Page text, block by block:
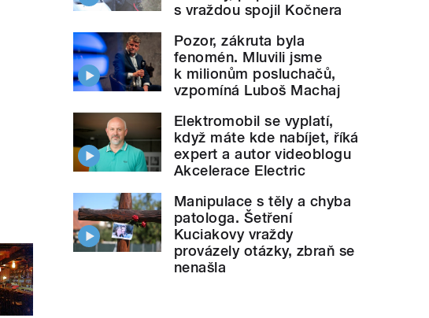
s vraždou spojil Kočnera
Pozor, zákruta byla
fenomén. Mluvili jsme
k milionům posluchačů,
vzpomíná Luboš Machaj
Elektromobil se vyplatí,
když máte kde nabíjet, říká
expert a autor videoblogu
Akcelerace Electric
Manipulace s těly a chyba
patologa. Šetření
Kuciakovy vraždy
provázely otázky, zbraň se
nenašla